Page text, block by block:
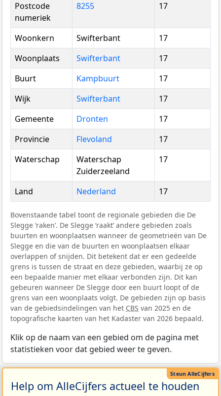
Postcode
numeriek
8255 17
Woonkern Swifterbant
17
Woonplaats
Swifterbant
17
Buurt
Kampbuurt
17
Wijk
Swifterbant
17
Gemeente
Dronten
17
Provincie
Flevoland
17
Waterschap
Waterschap
Zuiderzeeland
17
Land Nederland 17
Bovenstaande tabel toont de regionale gebieden die De
Slegge ‘raken’. De Slegge ‘raakt’ andere gebieden zoals
buurten en woonplaatsen wanneer de geometrieën van De
Slegge en die van de buurten en woonplaatsen elkaar
overlappen of snijden. Dit betekent dat er een gedeelde
grens is tussen de straat en deze gebieden, waarbij ze op
een bepaalde manier met elkaar verbonden zijn. Dit kan
gebeuren wanneer De Slegge door een buurt loopt of de
grens van een woonplaats volgt. De gebieden zijn op basis
van de gebiedsindelingen van het CBS van 2025 en de
topografische kaarten van het Kadaster van 2026 bepaald.
Klik op de naam van een gebied om de pagina met
statistieken voor dat gebied weer te geven.
Help om AlleCijfers actueel te houden